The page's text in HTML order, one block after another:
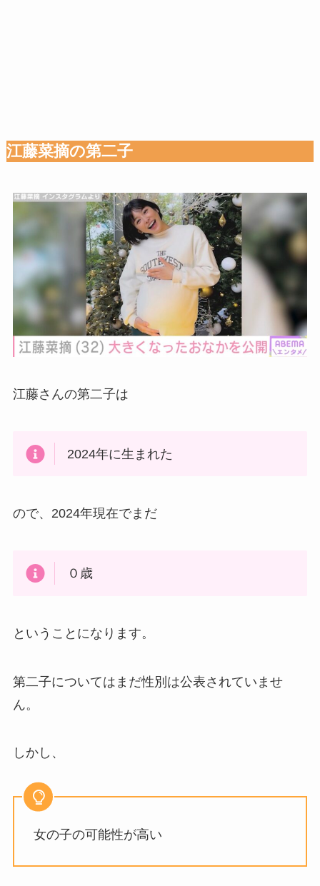
江藤菜摘の第二子
江藤さんの第二子は
2024年に生まれた
ので、2024年現在でまだ
０歳
ということになります。
第二子についてはまだ性別は公表されていませ
ん。
しかし、
女の子の可能性が高い